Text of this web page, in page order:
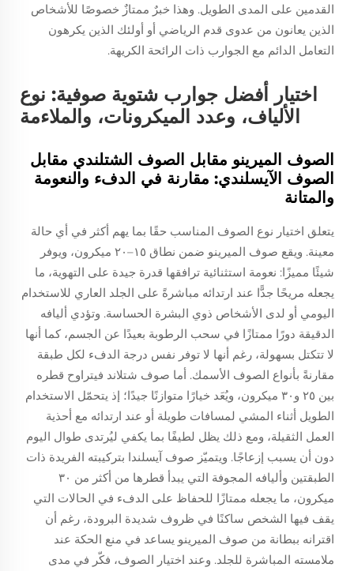
القدمين على المدى الطويل. وهذا خبرٌ ممتازٌ خصوصًا للأشخاص
الذين يعانون من عدوى قدم الرياضي أو أولئك الذين يكرهون
التعامل الدائم مع الجوارب ذات الرائحة الكريهة.
اختيار أفضل جوارب شتوية صوفية: نوع
الألياف، وعدد الميكرونات، والملاءمة
الصوف الميرينو مقابل الصوف الشتلندي مقابل
الصوف الآيسلندي: مقارنة في الدفء والنعومة
والمتانة
يتعلق اختيار نوع الصوف المناسب حقًا بما يهم أكثر في أي حالة
معينة. ويقع صوف الميرينو ضمن نطاق ١٥–٢٠ ميكرون، ويوفر
شيئًا مميزًا: نعومة استثنائية ترافقها قدرة جيدة على التهوية، ما
يجعله مريحًا جدًّا عند ارتدائه مباشرةً على الجلد العاري للاستخدام
اليومي أو لدى الأشخاص ذوي البشرة الحساسة. وتؤدي أليافه
الدقيقة دورًا ممتازًا في سحب الرطوبة بعيدًا عن الجسم، كما أنها
لا تتكتل بسهولة، رغم أنها لا توفر نفس درجة الدفء لكل طبقة
مقارنةً بأنواع الصوف الأسمك. أما صوف شتلاند فيتراوح قطره
بين ٢٥ و٣٠ ميكرون، ويُعَد خيارًا متوازنًا جيدًا؛ إذ يتحمّل الاستخدام
الطويل أثناء المشي لمسافات طويلة أو عند ارتدائه مع أحذية
العمل الثقيلة، ومع ذلك يظل لطيفًا بما يكفي ليُرتدى طوال اليوم
دون أن يسبب إزعاجًا. ويتميّز صوف آيسلندا بتركيبته الفريدة ذات
الطبقتين وأليافه المجوفة التي يبدأ قطرها من أكثر من ٣٠
ميكرون، ما يجعله ممتازًا للحفاظ على الدفء في الحالات التي
يقف فيها الشخص ساكنًا في ظروف شديدة البرودة، رغم أن
اقترانه ببطانة من صوف الميرينو يساعد في منع الحكة عند
ملامسته المباشرة للجلد. وعند اختيار الصوف، فكّر في مدى